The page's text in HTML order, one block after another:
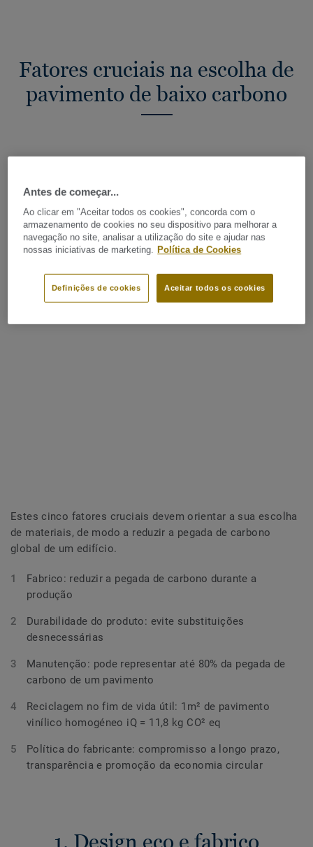
Fatores cruciais na escolha de
pavimento de baixo carbono
Estes cinco fatores cruciais devem orientar a sua escolha
de materiais, de modo a reduzir a pegada de carbono
global de um edifício.
Fabrico: reduzir a pegada de carbono durante a
produção
Durabilidade do produto: evite substituições
desnecessárias
Manutenção: pode representar até 80% da pegada de
carbono de um pavimento
Reciclagem no fim de vida útil: 1m² de pavimento
vinílico homogéneo iQ = 11,8 kg CO² eq
Política do fabricante: compromisso a longo prazo,
transparência e promoção da economia circular
1. Design eco e fabrico
Antes de começar...
Ao clicar em "Aceitar todos os cookies", concorda com o
armazenamento de cookies no seu dispositivo para melhorar a
navegação no site, analisar a utilização do site e ajudar nas
nossas iniciativas de marketing.
Política de Cookies
Aceitar todos os cookies
Definições de cookies